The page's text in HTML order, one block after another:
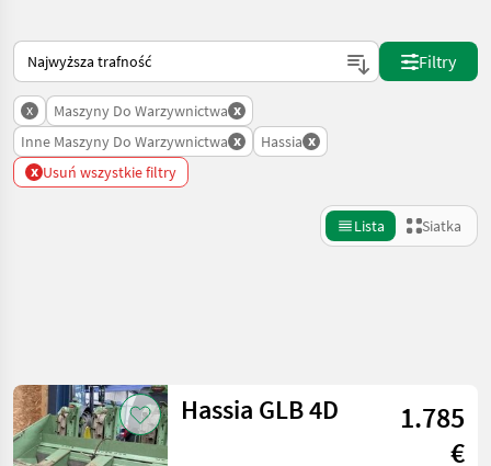
Tak sortuje się na Landwirt.com
Filtry
x Maszyny Do Warzywnictwa x
Inne Maszyny Do Warzywnictwa x Hassia x
x Usuń wszystkie filtry
Lista Siatka
Kategoria 4 Kraj Filtry
Hassia GLB 4D
1.785
€